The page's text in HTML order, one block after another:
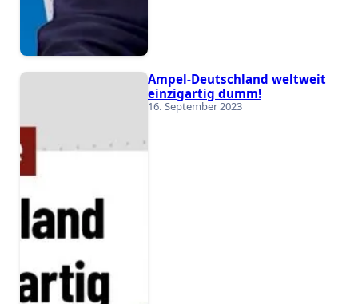
Ampel-Deutschland weltweit
einzigartig dumm!
16. September 2023